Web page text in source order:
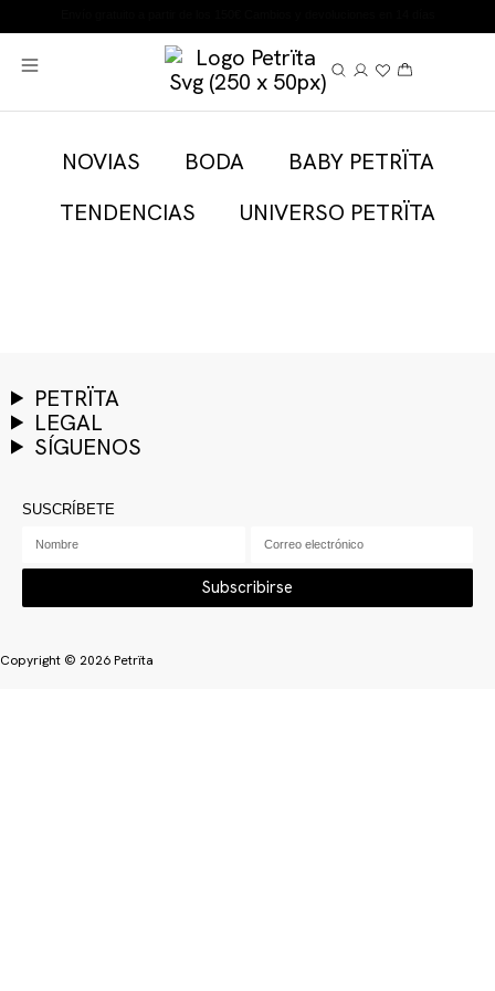
NOVIAS BODA
BABY PETRÏTA
TENDENCIAS
UNIVERSO PETRÏTA
PETRÏTA
LEGAL
SÍGUENOS
SUSCRÍBETE
Subscribirse
Copyright © 2026 Petrïta